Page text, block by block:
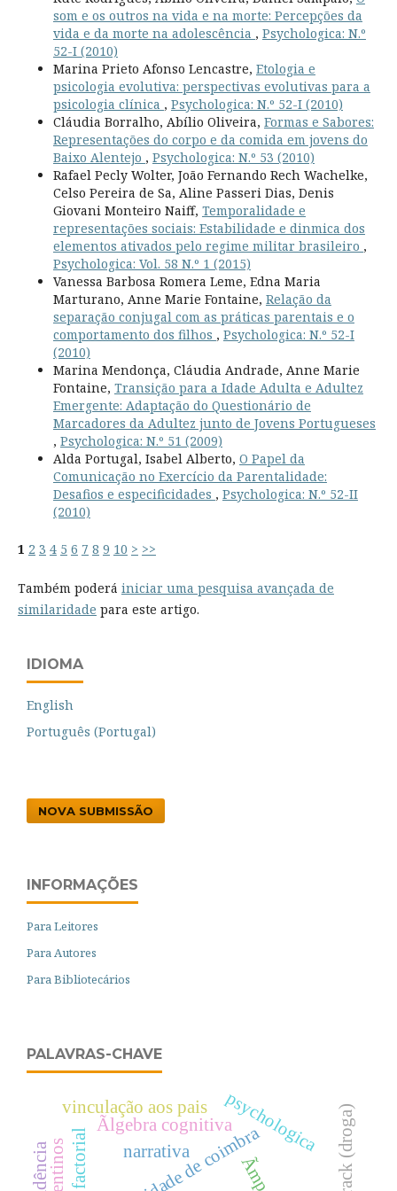
som e os outros na vida e na morte: Percepções da
vida e da morte na adolescência , Psychologica: N.º
52-I (2010)
Marina Prieto Afonso Lencastre, Etologia e
psicologia evolutiva: perspectivas evolutivas para a
psicologia clínica , Psychologica: N.º 52-I (2010)
Cláudia Borralho, Abílio Oliveira, Formas e Sabores:
Representações do corpo e da comida em jovens do
Baixo Alentejo , Psychologica: N.º 53 (2010)
Rafael Pecly Wolter, João Fernando Rech Wachelke,
Celso Pereira de Sa, Aline Passeri Dias, Denis
Giovani Monteiro Naiff, Temporalidade e
representações sociais: Estabilidade e dinmica dos
elementos ativados pelo regime militar brasileiro ,
Psychologica: Vol. 58 N.º 1 (2015)
Vanessa Barbosa Romera Leme, Edna Maria
Marturano, Anne Marie Fontaine, Relação da
separação conjugal com as práticas parentais e o
comportamento dos filhos , Psychologica: N.º 52-I
(2010)
Marina Mendonça, Cláudia Andrade, Anne Marie
Fontaine, Transição para a Idade Adulta e Adultez
Emergente: Adaptação do Questionário de
Marcadores da Adultez junto de Jovens Portugueses
, Psychologica: N.º 51 (2009)
Alda Portugal, Isabel Alberto, O Papel da
Comunicação no Exercício da Parentalidade:
Desafios e especificidades , Psychologica: N.º 52-II
(2010)
1 2 3 4 5 6 7 8 9 10 > >>
Também poderá iniciar uma pesquisa avançada de
similaridade para este artigo.
IDIOMA
English
Português (Portugal)
NOVA SUBMISSÃO
INFORMAÇÕES
Para Leitores
Para Autores
Para Bibliotecários
PALAVRAS-CHAVE
psychologica
narrativa crack (droga)
vinculação aos pais
Ãlgebra cognitiva